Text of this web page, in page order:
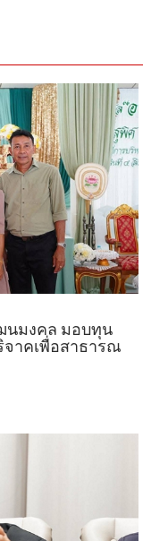
นมงคล มอบทุน
จาคเพื่อสาธารณ